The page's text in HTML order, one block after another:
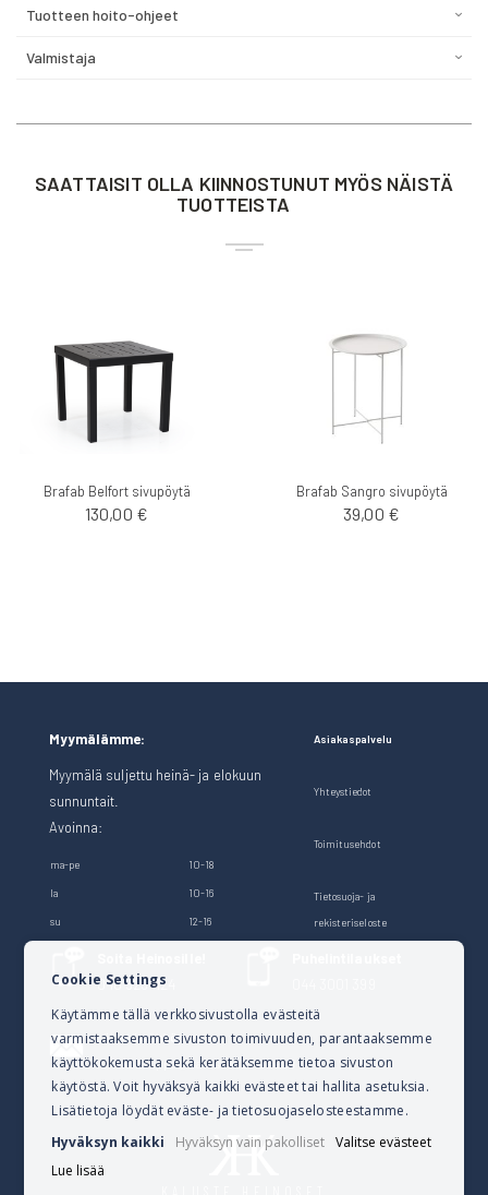
Tuotteen hoito-ohjeet
Valmistaja
SAATTAISIT OLLA KIINNOSTUNUT MYÖS NÄISTÄ
TUOTTEISTA
Brafab Belfort sivupöytä
130,00 €
Brafab Sangro sivupöytä
39,00 €
Myymälämme:
Myymälä suljettu heinä- ja elokuun
sunnuntait.
Avoinna:
ma-pe 10-18
la 10-16
su 12-16
Asiakaspalvelu
Yhteystiedot
Toimitusehdot
Tietosuoja- ja
rekisteriseloste
040 528 1124
Lähetä sähköpostia
verkkokauppa@kalusteheinoset.fi
Cookie Settings
Käytämme tällä verkkosivustolla evästeitä
varmistaaksemme sivuston toimivuuden, parantaaksemme
käyttökokemusta sekä kerätäksemme tietoa sivuston
käytöstä. Voit hyväksyä kaikki evästeet tai hallita asetuksia.
Lisätietoja löydät eväste- ja tietosuojaselosteestamme.
Hyväksyn kaikki
Hyväksyn vain pakolliset
Valitse evästeet
Lue lisää